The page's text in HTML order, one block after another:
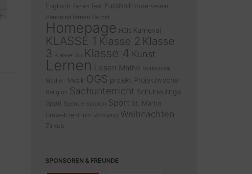
Englisch Ferien fest Fussball Förderverein
Handelnd lernen Herbst
Homepage Hüls Karneval
KLASSE 1 Klasse 2 Klasse
3 Klasse 3b Klasse 4 Kunst
Lernen Lesen Mathe Mathematik
Medien Musik OGS projekt Projektwoche
Religion Sachunterricht Schulneulinge
Spaß Spende Spielen Sport St. Martin
Umweltzentrum Vorlesetag Weihnachten
Zirkus
SPONSOREN & FREUNDE